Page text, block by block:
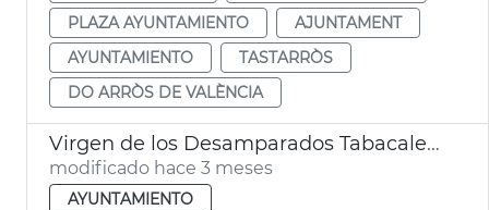
PLAZA AYUNTAMIENTO
AJUNTAMENT
AYUNTAMIENTO
TASTARRÒS
DO ARRÒS DE VALÈNCIA
Virgen de los Desamparados Tabacalera València
modificado hace 3 meses
AYUNTAMIENTO